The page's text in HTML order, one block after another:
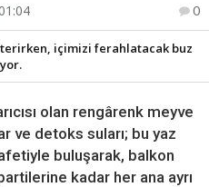
0
içimizi ferahlatacak buz
olan rengârenk meyve
ve detoks suları; bu yaz
buluşarak, balkon
kadar her ana ayrı